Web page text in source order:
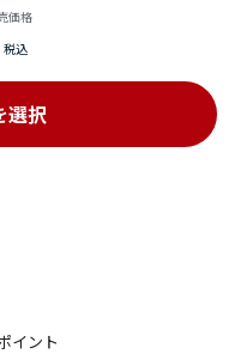
価格
イント
選択